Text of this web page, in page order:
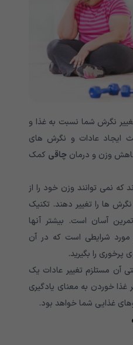
نگرش شما نسبت به غذا و
ایجاد عادات و نگرش های
وزن و درمان چاقی کمک
که نمی توانند وزن خود را از
ها را تغییر دهند. تکنیک
آسان است. بیشتر آنها
شرایطی است که در آن
پرخوری را بگیرید.
آن مستلزم تغییر عادات یک
غذا خوردن به معنای یادگیری
غذایی شما خواهد بود.